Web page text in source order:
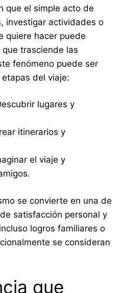
que el simple acto de
investigar actividades o
quiere hacer puede
trasciende las
fenómeno puede ser
del viaje:
lugares y
itinerarios y
el viaje y
se convierte en una de
satisfacción personal y
logros familiares o
se consideran
que